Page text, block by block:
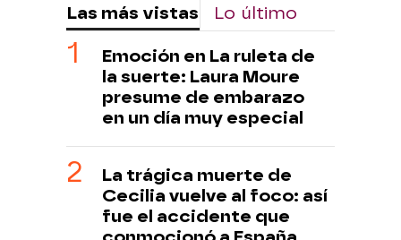
Las más vistas Lo último
Emoción en La ruleta de
la suerte: Laura Moure
presume de embarazo
en un día muy especial
La trágica muerte de
Cecilia vuelve al foco: así
fue el accidente que